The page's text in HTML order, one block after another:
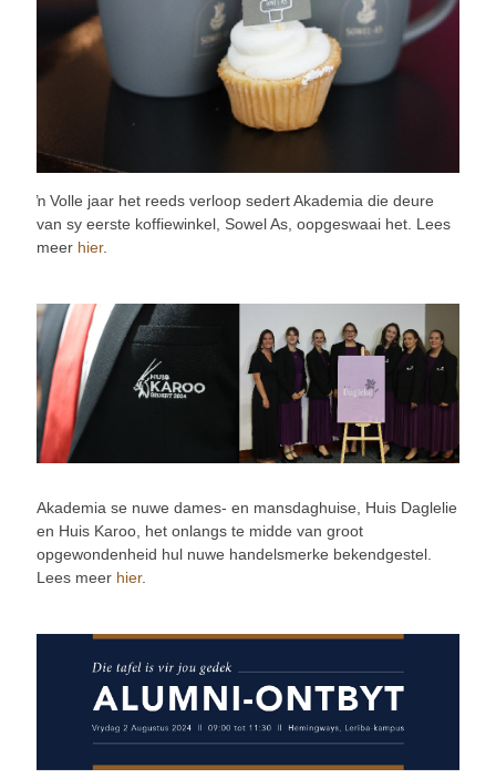
ŉ Volle jaar het reeds verloop sedert Akademia die deure
van sy eerste koffiewinkel, Sowel As, oopgeswaai het. Lees
meer hier.
Akademia se nuwe dames- en mansdaghuise, Huis Daglelie
en Huis Karoo, het onlangs te midde van groot
opgewondenheid hul nuwe handelsmerke bekendgestel.
Lees meer hier.